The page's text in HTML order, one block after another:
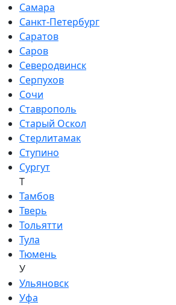
Самара
Санкт-Петербург
Саратов
Саров
Северодвинск
Серпухов
Сочи
Ставрополь
Старый Оскол
Стерлитамак
Ступино
Сургут
Т
Тамбов
Тверь
Тольятти
Тула
Тюмень
У
Ульяновск
Уфа